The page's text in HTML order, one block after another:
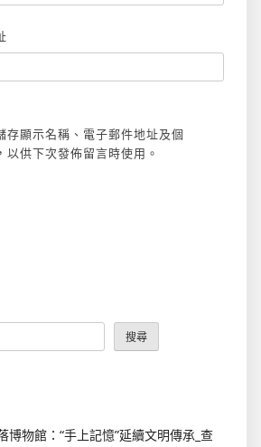
存顯示名稱、電子郵件地址及個
以供下次發佈留言時使用。
搜尋
博物館：“手上記憶”延續文明傳承_查